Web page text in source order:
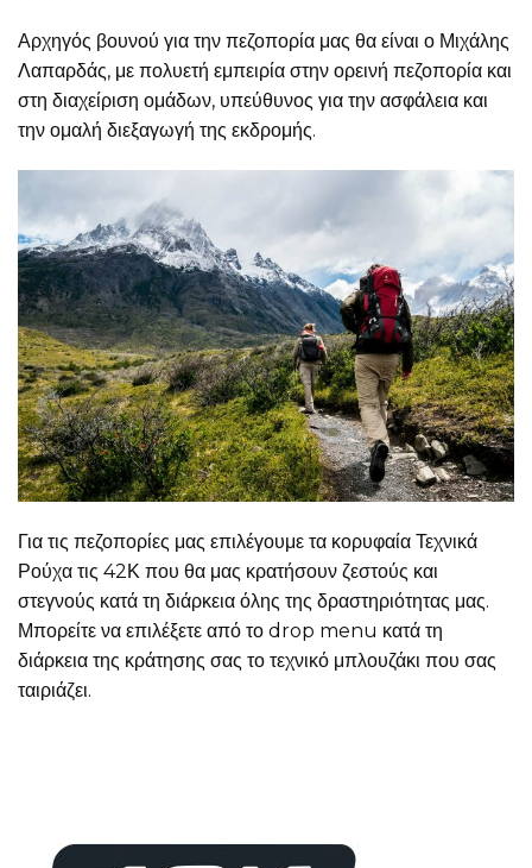
Αρχηγός βουνού για την πεζοπορία μας θα είναι ο Μιχάλης
Λαπαρδάς, με πολυετή εμπειρία στην ορεινή πεζοπορία και
στη διαχείριση ομάδων, υπεύθυνος για την ασφάλεια και
την ομαλή διεξαγωγή της εκδρομής.
Για τις πεζοπορίες μας επιλέγουμε τα κορυφαία Τεχνικά
Ρούχα τις 42Κ που θα μας κρατήσουν ζεστούς και
στεγνούς κατά τη διάρκεια όλης της δραστηριότητας μας.
Μπορείτε να επιλέξετε από το drop menu κατά τη
διάρκεια της κράτησης σας το τεχνικό μπλουζάκι που σας
ταιριάζει.